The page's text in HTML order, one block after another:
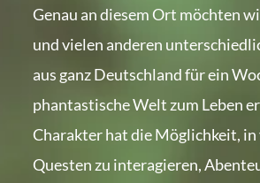
Genau an diesem Ort möchten
und vielen anderen
aus ganz Deutschland für ein
phantastische Welt zum Leben
Charakter hat die Möglichkeit, in
Questen zu interagieren,